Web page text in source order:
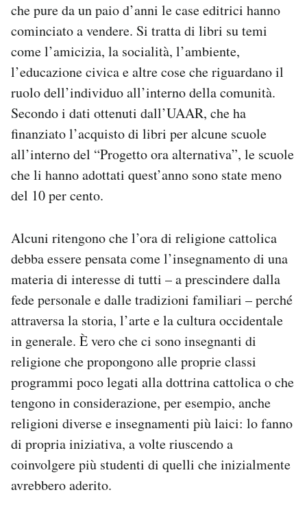
che pure da un paio d’anni le case editrici hanno
cominciato a vendere. Si tratta di libri su temi
come l’amicizia, la socialità, l’ambiente,
l’educazione civica e altre cose che riguardano il
ruolo dell’individuo all’interno della comunità.
Secondo i dati ottenuti dall’UAAR, che ha
finanziato l’acquisto di libri per alcune scuole
all’interno del “Progetto ora alternativa”, le scuole
che li hanno adottati quest’anno sono state meno
del 10 per cento.
Alcuni ritengono che l’ora di religione cattolica
debba essere pensata come l’insegnamento di una
materia di interesse di tutti – a prescindere dalla
fede personale e dalle tradizioni familiari – perché
attraversa la storia, l’arte e la cultura occidentale
in generale. È vero che ci sono insegnanti di
religione che propongono alle proprie classi
programmi poco legati alla dottrina cattolica o che
tengono in considerazione, per esempio, anche
religioni diverse e insegnamenti più laici: lo fanno
di propria iniziativa, a volte riuscendo a
coinvolgere più studenti di quelli che inizialmente
avrebbero aderito.